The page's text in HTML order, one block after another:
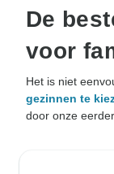
De
voor
Het is niet
gezinnen te
door onze